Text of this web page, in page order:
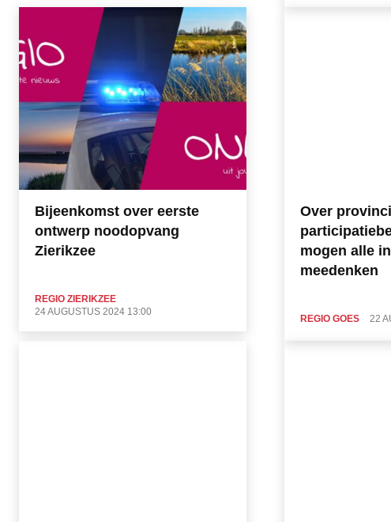
Bijeenkomst over eerste
ontwerp noodopvang
Zierikzee
REGIO ZIERIKZEE
24 AUGUSTUS 2024 13:00
Over
mogen alle
meedenken
REGIO GOES 22